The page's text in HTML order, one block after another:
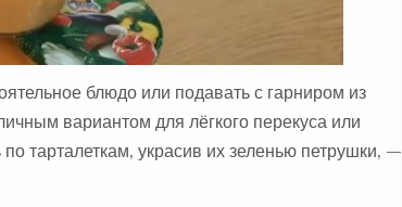
блюдо или подавать с гарниром из
вариантом для лёгкого перекуса или
тарталеткам, украсив их зеленью петрушки, —